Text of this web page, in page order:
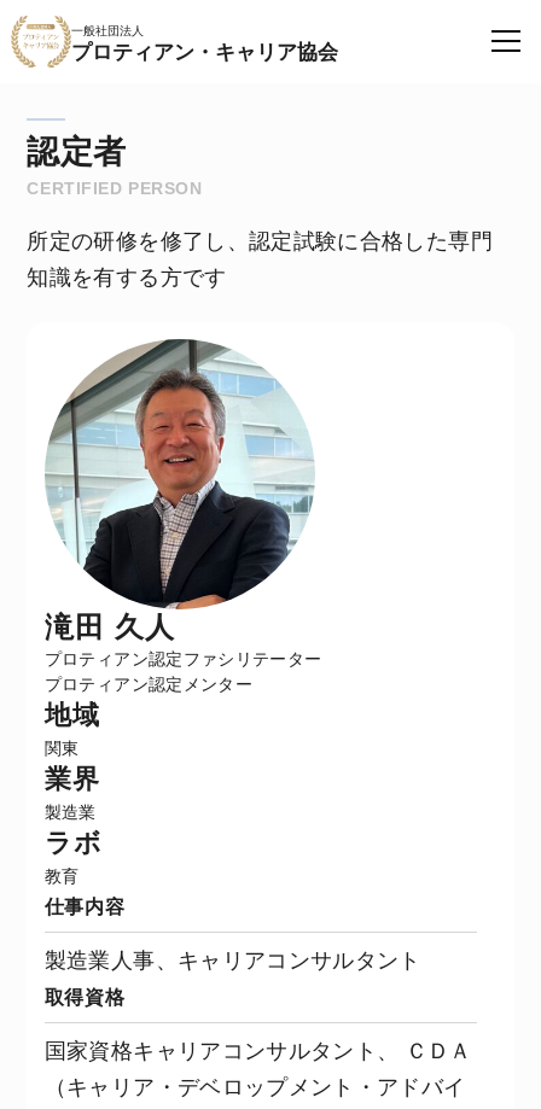
一般社団法人
プロティアン・キャリア協会
認定者
CERTIFIED PERSON
所定の研修を修了し、認定試験に合格した専門
知識を有する方です
滝田 久人
プロティアン認定ファシリテーター
プロティアン認定メンター
地域
関東
業界
製造業
ラボ
教育
仕事内容
製造業人事、キャリアコンサルタント
取得資格
国家資格キャリアコンサルタント、 ＣＤＡ
（キャリア・デベロップメント・アドバイ